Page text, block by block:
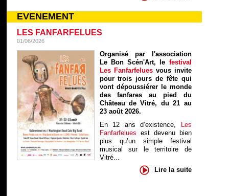
EVENEMENT
LES FANFARFELUES
01/06/2026
Organisé par l'association
Le Bon Scén'Art, le festival
Les Fanfarfelues vous invite
pour trois jours de fête qui
vont dépoussiérer le monde
des fanfares au pied du
Château de Vitré, du 21 au
23 août 2026.
En 12 ans d’existence, Les
Fanfarfelues est devenu bien
plus qu’un simple festival
musical sur le territoire de
Vitré...
Lire la suite